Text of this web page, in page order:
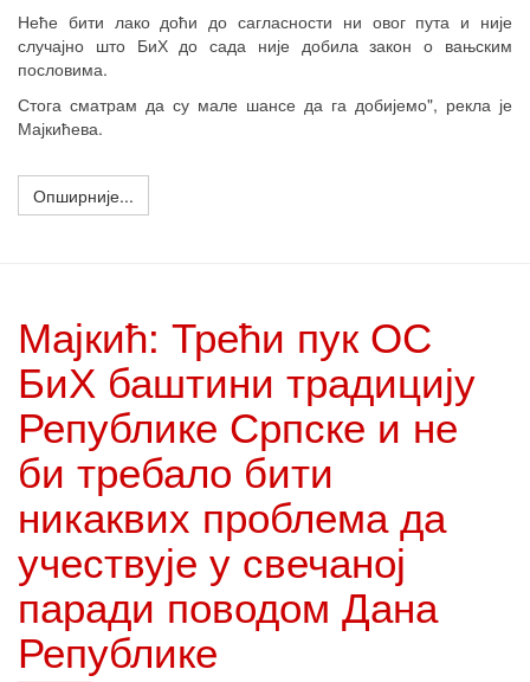
Неће бити лако доћи до сагласности ни овог пута и није
случајно што БиХ до сада није добила закон о вањским
пословима.
Стога сматрам да су мале шансе да га добијемо", рекла је
Мајкићева.
Опширније...
Мајкић: Трећи пук ОС
БиХ баштини традицију
Републике Српске и не
би требало бити
никаквих проблема да
учествује у свечаној
паради поводом Дана
Републике